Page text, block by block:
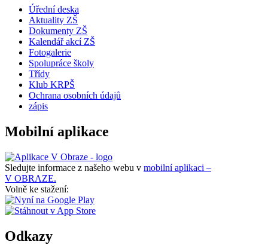
Úřední deska
Aktuality ZŠ
Dokumenty ZŠ
Kalendář akcí ZŠ
Fotogalerie
Spolupráce školy
Třídy
Klub KRPŠ
Ochrana osobních údajů
zápis
Mobilní aplikace
Sledujte informace z našeho webu v mobilní aplikaci –
V OBRAZE.
Volně ke stažení:
Odkazy